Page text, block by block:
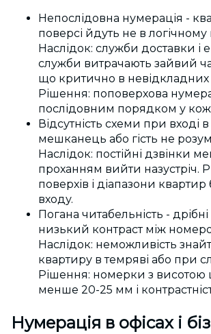
Непослідовна нумерація -
поверсі йдуть не в
Наслідок: служби доставки і
служби витрачають зайвий
що критично в невідкладних
Рішення: поповерхова
послідовним порядком у
Відсутність схеми при вході в
мешканець або гість не
Наслідок: постійні дзвінки
проханням вийти назустріч.
поверхів і діапазони
входу.
Погана читабельність -
низький контраст між
Наслідок: неможливість
квартиру в темряві або при
Рішення: номерки з
менше 20-25 мм і
Нумерація в офісах і